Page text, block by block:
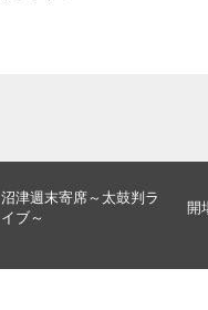
沼津週末寄席～太鼓判ラ
イブ～
開